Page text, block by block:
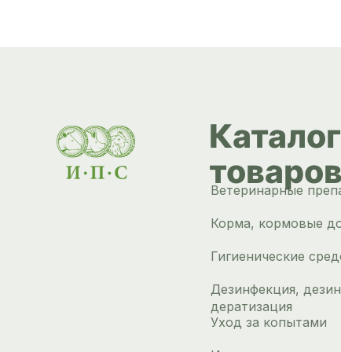
Каталог
товаров
Ветеринарные
Корма, кормовые
Гигиенические
Дезинфекция,
дератизация
Уход за копытами